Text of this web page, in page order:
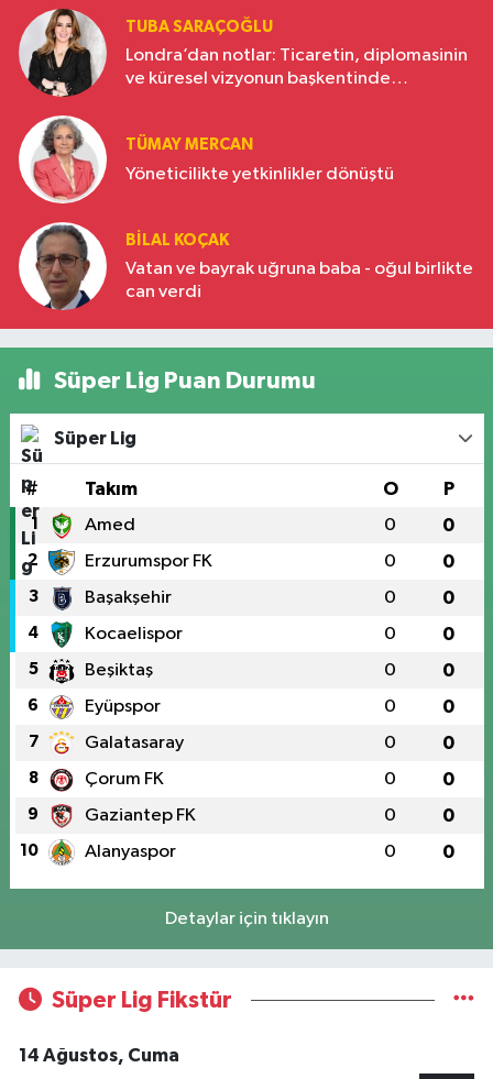
TUBA SARAÇOĞLU
Londra’dan notlar: Ticaretin, diplomasinin
ve küresel vizyonun başkentinde
TÜMAY MERCAN
Yöneticilikte yetkinlikler dönüştü
BILAL KOÇAK
Vatan ve bayrak uğruna baba - oğul birlikte
can verdi
Süper Lig Puan Durumu
Süper Lig
# Takım O P
1 Amed 0 0
2 Erzurumspor FK 0 0
3 Başakşehir 0 0
4 Kocaelispor 0 0
5 Beşiktaş 0 0
6 Eyüpspor 0 0
7 Galatasaray 0 0
8 Çorum FK 0 0
9 Gaziantep FK 0 0
10 Alanyaspor 0 0
Detaylar için tıklayın
Süper Lig Fikstür
14 Ağustos, Cuma